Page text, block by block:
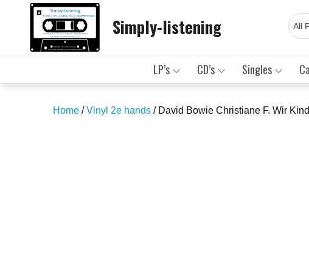
Simply-listening
LP’s CD’s Singles
Home /Vinyl 2e hands / David Bowie Christiane F. Wir